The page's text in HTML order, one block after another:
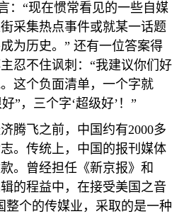
：“现在惯常看见的一些自媒
采集热点事件或就某一话题
为历史。” 还有一位答案得
忍不住讽刺：“我建议你们好
这个负面清单，一个字就
”，三个字‘超级好’！”
腾飞之前，中国约有2000多
。传统上，中国的报刊媒体
。曾经担任《新京报》和
的程益中，在接受美国之音
整个的传媒业，采取的是一种